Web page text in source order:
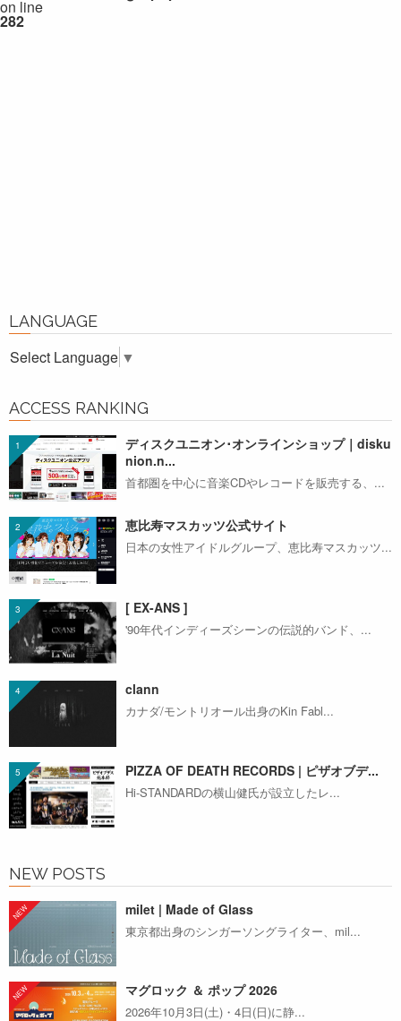
on line
282
LANGUAGE
Select Language ▼
ACCESS RANKING
ディスクユニオン･オンラインショップ｜disku
nion.n...
首都圏を中心に音楽CDやレコードを販売する、...
恵比寿マスカッツ公式サイト
日本の女性アイドルグループ、恵比寿マスカッツ...
[ EX-ANS ]
'90年代インディーズシーンの伝説的バンド、...
clann
カナダ/モントリオール出身のKin Fabl...
PIZZA OF DEATH RECORDS | ピザオブデ...
Hi-STANDARDの横山健氏が設立したレ...
NEW POSTS
milet | Made of Glass
東京都出身のシンガーソングライター、mil...
マグロック ＆ ポップ 2026
2026年10月3日(土)・4日(日)に静...